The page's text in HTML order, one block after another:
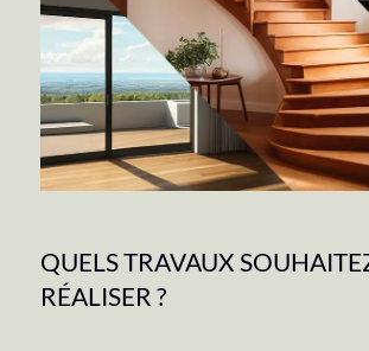
QUELS TRAVAUX
RÉALISER ?